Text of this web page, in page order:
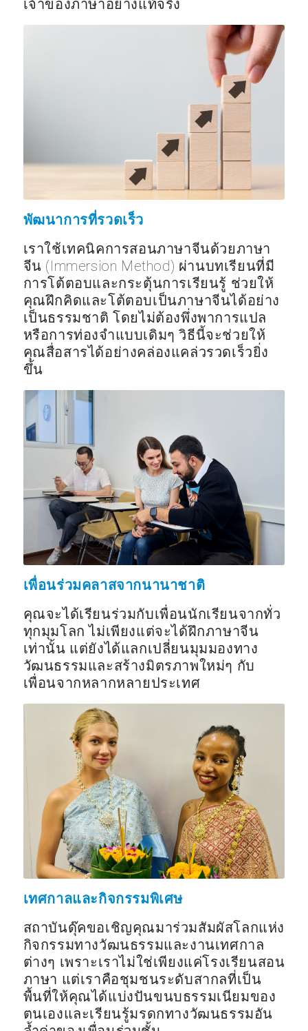
เจ้าของภาษาอย่างแท้จริง
พัฒนาการที่รวดเร็ว
เราใช้เทคนิคการสอนภาษาจีนด้วยภาษา
จีน (Immersion Method) ผ่านบทเรียนที่มี
การโต้ตอบและกระตุ้นการเรียนรู้ ช่วยให้
คุณฝึกคิดและโต้ตอบเป็นภาษาจีนได้อย่าง
เป็นธรรมชาติ โดยไม่ต้องพึ่งพาการแปล
หรือการท่องจำแบบเดิมๆ วิธีนี้จะช่วยให้
คุณสื่อสารได้อย่างคล่องแคล่วรวดเร็วยิ่ง
ขึ้น
เพื่อนร่วมคลาสจากนานาชาติ
คุณจะได้เรียนร่วมกับเพื่อนนักเรียนจากทั่ว
ทุกมุมโลก ไม่เพียงแต่จะได้ฝึกภาษาจีน
เท่านั้น แต่ยังได้แลกเปลี่ยนมุมมองทาง
วัฒนธรรมและสร้างมิตรภาพใหม่ๆ กับ
เพื่อนจากหลากหลายประเทศ
เทศกาลและกิจกรรมพิเศษ
สถาบันดุ๊คขอเชิญคุณมาร่วมสัมผัสโลกแห่ง
กิจกรรมทางวัฒนธรรมและงานเทศกาล
ต่างๆ เพราะเราไม่ใช่เพียงแค่โรงเรียนสอน
ภาษา แต่เราคือชุมชนระดับสากลที่เป็น
พื้นที่ให้คุณได้แบ่งปันขนบธรรมเนียมของ
ตนเองและเรียนรู้มรดกทางวัฒนธรรมอัน